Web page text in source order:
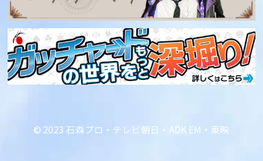
© 2023 石森プロ・テレビ朝日・ADK EM・東映